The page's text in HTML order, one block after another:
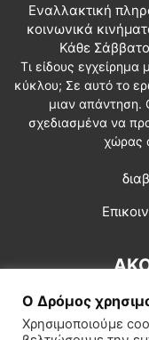
Εναλλακτική
κοινωνικά
Κάθε
Τι είδους εγχείρημα
κύκλου; Σε αυτό το
μιαν απάντηση.
σχεδιασμένα να
χώρας
Ο Δρόμος
Χρησιμοποιούμε